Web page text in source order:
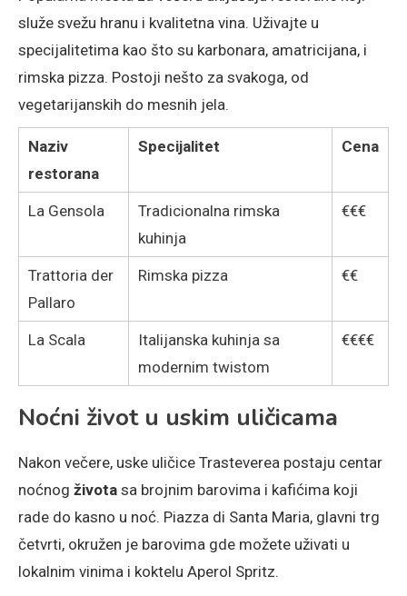
služe svežu hranu i kvalitetna vina. Uživajte u
specijalitetima kao što su karbonara, amatricijana, i
rimska pizza. Postoji nešto za svakoga, od
vegetarijanskih do mesnih jela.
Naziv
restorana
Specijalitet Cena
La Gensola
Tradicionalna rimska
kuhinja
€€€
Trattoria der
Pallaro
Rimska pizza €€
La Scala
Italijanska kuhinja sa
modernim twistom
€€€€
Noćni život u uskim uličicama
Nakon večere, uske uličice Trasteverea postaju centar
noćnog života sa brojnim barovima i kafićima koji
rade do kasno u noć. Piazza di Santa Maria, glavni trg
četvrti, okružen je barovima gde možete uživati u
lokalnim vinima i koktelu Aperol Spritz.